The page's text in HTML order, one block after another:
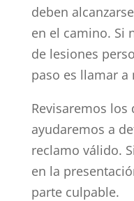
deben
en el camino. Si
de lesiones
paso es llamar a
Revisaremos los
ayudaremos a
reclamo válido.
en la
parte culpable.